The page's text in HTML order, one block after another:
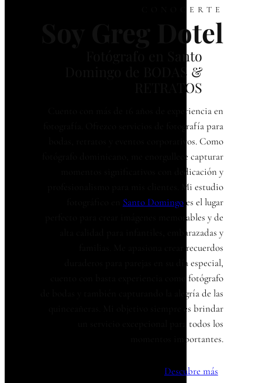
CONOCERTE
Soy Greg Dotel
Fotógrafo en Santo
Domingo de BODAS &
RETRATOS
Cuento con más de 16 años de experiencia en
fotografía. Ofrezco servicios de fotografía para
bodas, retratos y eventos corporativos. Como
fotógrafo dominicano, me enorgullece capturar
momentos significativos con dedicación y
profesionalismo para mis clientes. Mi estudio
Santo Domingoes el lugar
perfecto para crear imágenes memorables y de
alta calidad para infantiles, embarazadas y
familias. Me apasiona crear recuerdos
duraderos para parejas en su día especial,
cuento con basta experiencia como fotógrafo
de bodas y también capturando la alegría de las
quinceañeras. Mi objetivo siempre es brindar
un servicio excepcional para todos los
momentos importantes.
Descubre más